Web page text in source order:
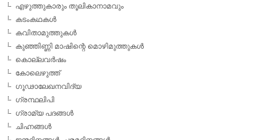
എഴുത്തുകാരും തൂലികാനാമവും
കടംകഥകള്‍
കവിതാമുത്തുകള്‍
കുഞ്ഞിണ്ണി മാഷിന്റെ മൊഴിമുത്തുകള്‍
കൊല്ലവര്‍ഷം
കോലെഴുത്ത്
ഗൂഢാലേഖനവിദ്യ
ഗ്രന്ഥലിപി
ഗ്രാമ്യ പദങ്ങള്‍
ചിഹ്നങ്ങള്‍